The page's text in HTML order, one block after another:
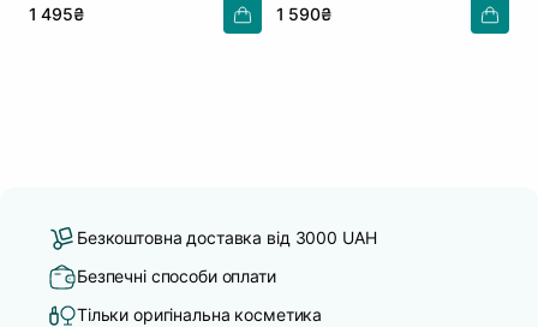
1 495₴ 1 590₴
Безкоштовна доставка від 3000 UAH
Безпечні способи оплати
Тільки оригінальна косметика